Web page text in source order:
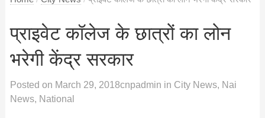
प्राइवेट कॉलेज के छात्रों का लोन
भरेगी केंद्र सरकार
Posted on March 29, 2018cnpadmin in City News, Nai
News, National